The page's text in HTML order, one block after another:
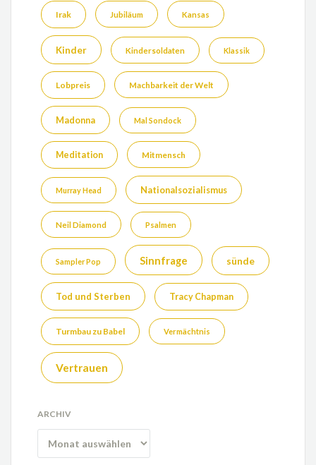
Irak Jubiläum Kansas
Kinder Kindersoldaten Klassik
Lobpreis Machbarkeit der Welt
Madonna Mal Sondock
Meditation Mitmensch
Murray Head Nationalsozialismus
Neil Diamond Psalmen
Sampler Pop Sinnfrage sünde
Tod und Sterben Tracy Chapman
Turmbau zu Babel Vermächtnis
Vertrauen
ARCHIV